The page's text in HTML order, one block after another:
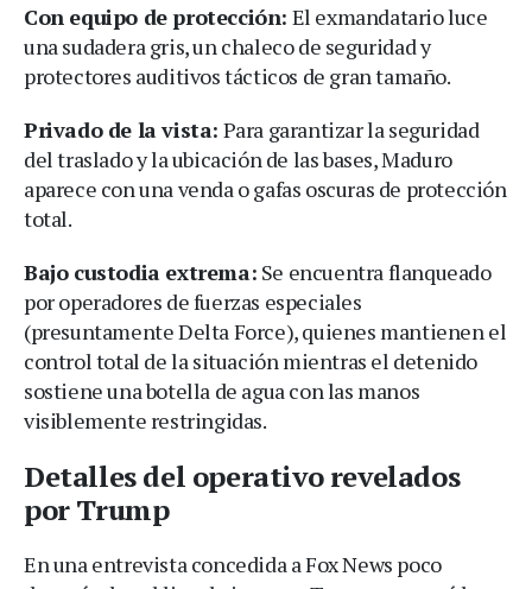
Con equipo de protección: El exmandatario luce
una sudadera gris, un chaleco de seguridad y
protectores auditivos tácticos de gran tamaño.
Privado de la vista: Para garantizar la seguridad
del traslado y la ubicación de las bases, Maduro
aparece con una venda o gafas oscuras de protección
total.
Bajo custodia extrema: Se encuentra flanqueado
por operadores de fuerzas especiales
(presuntamente Delta Force), quienes mantienen el
control total de la situación mientras el detenido
sostiene una botella de agua con las manos
visiblemente restringidas.
Detalles del operativo revelados
por Trump
En una entrevista concedida a Fox News poco